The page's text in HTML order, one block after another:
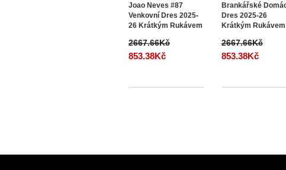
Joao Neves #87
Venkovní Dres 2025-
26 Krátkým Rukávem
2667.66Kč
853.38Kč
Brankářské
Dres 2025-26
Krátkým Rukávem
2667.66Kč
853.38Kč